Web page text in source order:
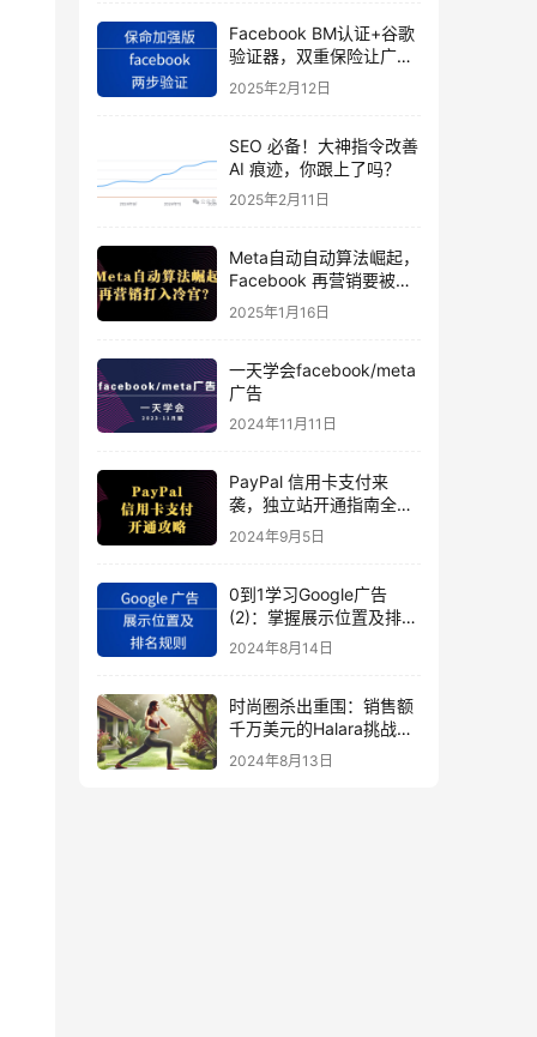
Facebook BM认证+谷歌
验证器，双重保险让广告
投手账号稳如泰山
2025年2月12日
SEO 必备！大神指令改善
AI 痕迹，你跟上了吗？
2025年2月11日
Meta自动自动算法崛起，
Facebook 再营销要被打
入冷宫？
2025年1月16日
一天学会facebook/meta
广告
2024年11月11日
PayPal 信用卡支付来
袭，独立站开通指南全揭
秘
2024年9月5日
0到1学习Google广告
(2)：掌握展示位置及排名
规则
2024年8月14日
时尚圈杀出重围：销售额
千万美元的Halara挑战
SHEIN成新时尚巨头
（上）
2024年8月13日